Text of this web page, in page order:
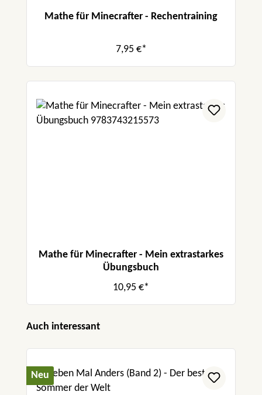
Mathe für Minecrafter - Rechentraining
7,95 €*
Mathe für Minecrafter - Mein extrastarkes
Übungsbuch
10,95 €*
Produktgalerie überspringen
Auch interessant
Neu